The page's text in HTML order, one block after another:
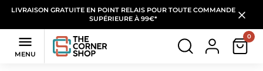
LIVRAISON GRATUITE EN POINT RELAIS POUR TOUTE COMMANDE
SUPÉRIEURE À 99€*

MENU
0